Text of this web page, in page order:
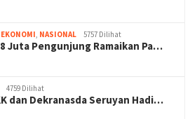
EKONOMI, NASIONAL 5757 Dilihat
Juta Pengunjung Ramaikan Pa…
4759 Dilihat
dan Dekranasda Seruyan Hadi…